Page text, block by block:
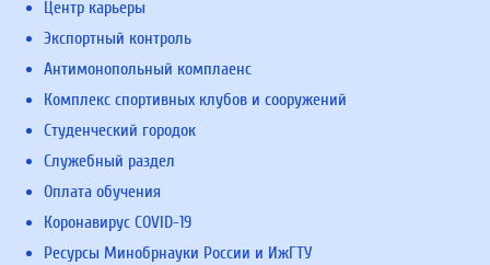
Центр карьеры
Экспортный контроль
Антимонопольный комплаенс
Комплекс спортивных клубов и сооружений
Студенческий городок
Служебный раздел
Оплата обучения
Коронавирус COVID-19
Ресурсы Минобрнауки России и ИжГТУ